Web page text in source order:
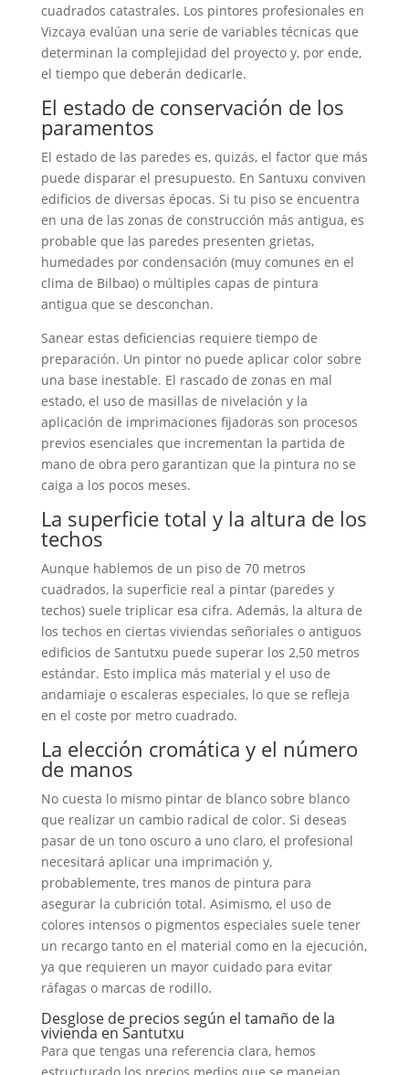
cuadrados catastrales. Los pintores profesionales en
Vizcaya evalúan una serie de variables técnicas que
determinan la complejidad del proyecto y, por ende,
el tiempo que deberán dedicarle.
El estado de conservación de los
paramentos
El estado de las paredes es, quizás, el factor que más
puede disparar el presupuesto. En Santuxu conviven
edificios de diversas épocas. Si tu piso se encuentra
en una de las zonas de construcción más antigua, es
probable que las paredes presenten grietas,
humedades por condensación (muy comunes en el
clima de Bilbao) o múltiples capas de pintura
antigua que se desconchan.
Sanear estas deficiencias requiere tiempo de
preparación. Un pintor no puede aplicar color sobre
una base inestable. El rascado de zonas en mal
estado, el uso de masillas de nivelación y la
aplicación de imprimaciones fijadoras son procesos
previos esenciales que incrementan la partida de
mano de obra pero garantizan que la pintura no se
caiga a los pocos meses.
La superficie total y la altura de los
techos
Aunque hablemos de un piso de 70 metros
cuadrados, la superficie real a pintar (paredes y
techos) suele triplicar esa cifra. Además, la altura de
los techos en ciertas viviendas señoriales o antiguos
edificios de Santutxu puede superar los 2,50 metros
estándar. Esto implica más material y el uso de
andamiaje o escaleras especiales, lo que se refleja
en el coste por metro cuadrado.
La elección cromática y el número
de manos
No cuesta lo mismo pintar de blanco sobre blanco
que realizar un cambio radical de color. Si deseas
pasar de un tono oscuro a uno claro, el profesional
necesitará aplicar una imprimación y,
probablemente, tres manos de pintura para
asegurar la cubrición total. Asimismo, el uso de
colores intensos o pigmentos especiales suele tener
un recargo tanto en el material como en la ejecución,
ya que requieren un mayor cuidado para evitar
ráfagas o marcas de rodillo.
Desglose de precios según el tamaño de la
vivienda en Santutxu
Para que tengas una referencia clara, hemos